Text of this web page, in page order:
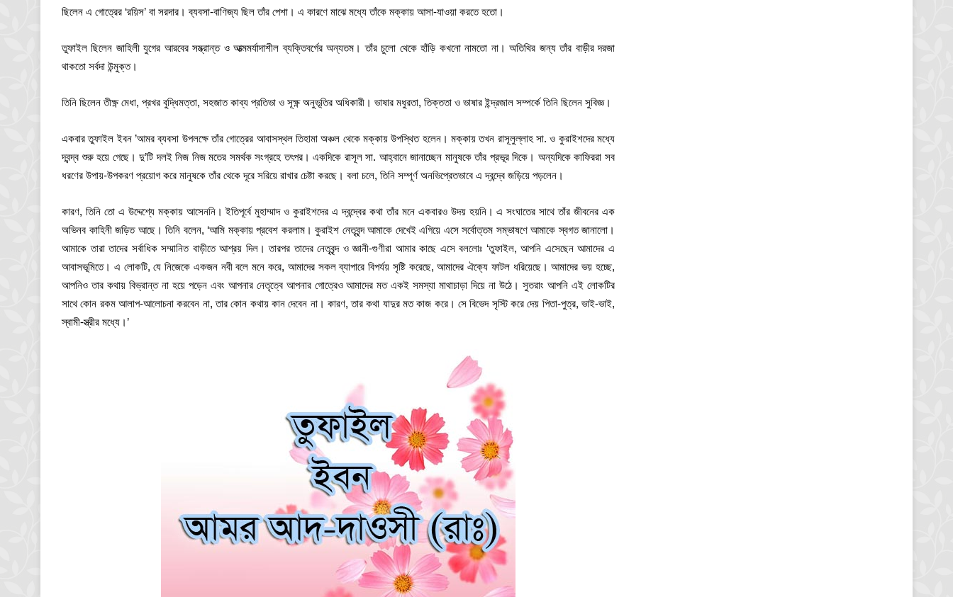
ছিলেন এ গোত্রের ‘রয়িস’ বা সরদার। ব্যবসা-বাণিজ্য ছিল তাঁর পেশা। এ কারণে মাঝে মধ্যে তাঁকে মক্কায় আসা-যাওয়া করতে হতো।
তুফাইল ছিলেন জাহিলী যুগের আরবের সম্ভ্রান্ত ও আত্মমর্যাদাশীল ব্যক্তিবর্গের অন্যতম। তাঁর ‍চুলো থেকে হাঁড়ি কখনো নামতো না। অতিথির জন্য তাঁর বাড়ীর দরজা
থাকতো সর্বদা উন্মুক্ত।
তিনি ছিলেন তীক্ষ্ণ মেধা, প্রখর বুদ্ধিমত্তা, সহজাত কাব্য প্রতিভা ও সূক্ষ্ণ অনুভূতির অধিকারী। ভাষার মধুরতা, তিক্ততা ও ভাষার ইন্দ্রজাল সম্পর্কে তিনি ছিলেন সুবিজ্ঞ।
একবার তুফাইল ইবন ’আমর ব্যবসা উপলক্ষে তাঁর গোত্রের আবাসস্থল তিহামা অঞ্চল থেকে মক্কায় উপস্থিত হলেন। মক্কায় তখন রাসূলুল্লাহ সা. ও কুরাইশদের মধ্যে
দ্বন্দ্ব শুরু হয়ে গেছে। দু’টি দলই নিজ নিজ মতের সমর্থক সংগ্রহে তৎপর। একদিকে রাসূল সা. আহ্‌বানে জানাচ্ছেন মানুষকে তাঁর প্রভূর দিকে। অন্যদিকে কাফিররা সব
ধরণের উপায়-উপকরণ প্রয়োগ করে মানুষকে তাঁর থেকে দূরে সরিয়ে রাখার চেষ্টা করছে। বলা চলে, তিনি সম্পূর্ণ অনভিপ্রেতভাবে এ দ্বন্দ্বে জড়িয়ে পড়লেন।
কারণ, তিনি তো এ উদ্দেশ্যে মক্কায় আসেননি। ইতিপূর্বে মুহাম্মাদ ও কুরাইশদের এ দ্বন্দ্বের কথা তাঁর মনে একবারও উদয় হয়নি। এ সংঘাতের সাথে তাঁর জীবনের এক
অভিনব কাহিনী জড়িত আছে। তিনি বলেন, ‘আমি মক্কায় প্রবেশ করলাম। কুরাইশ নেতৃবৃন্দ আমাকে দেখেই এগিয়ে এসে সর্বোত্তম সম্ভাষণে আমাকে স্বগত জানালো।
আমাকে তারা তাদের সর্বাধিক সম্মানিত বাড়ীতে আশ্রয় দিল। তারপর তাদের নেতৃবৃন্দ ও জ্ঞানী-গুণীরা আমার কাছে এসে বললোঃ ‘তুফাইল, আপনি এসেছেন আমাদের এ
আবাসভূমিতে। এ লোকটি, যে নিজেকে একজন নবী বলে মনে করে, আমাদের সকল ব্যাপারে বিপর্যয় সৃষ্টি করেছে, আমাদের ঐক্যে ফাটল ধরিয়েছে। আমাদের ভয় হচ্ছে,
আপনিও তার কথায় বিভ্রান্ত না হয়ে পড়েন এবং আপনার নেতৃত্বে আপনার গোত্রেও আমাদের মত একই সমস্যা মাথাচাড়া দিয়ে না উঠে। সুতরাং আপনি এই লোকটির
সাথে কোন রকম আলাপ-আলোচনা করবেন না, তার কোন কথায় কান দেবেন না। কারণ, তার কথা যাদুর মত কাজ করে। সে বিভেদ সৃস্টি করে দেয় পিতা-পুত্র, ভাই-ভাই,
স্বামী-স্ত্রীর মধ্যে।’